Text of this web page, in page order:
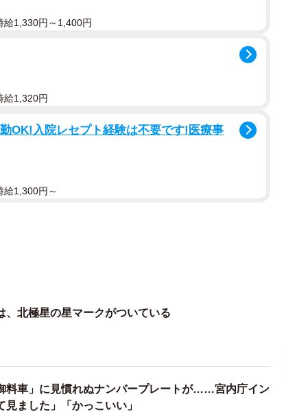
給1,330円～1,400円
給1,320円
OK!入院レセプト経験は不要です!医療事
給1,300円～
、北極星の星マークがついている
料車」に見慣れぬナンバープレートが……宮内庁イン
ました」「かっこいい」